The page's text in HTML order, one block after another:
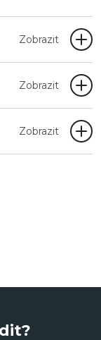
Zobrazit
Zobrazit
Zobrazit